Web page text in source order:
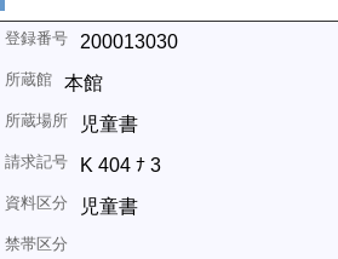
200013030
本館
児童書
K 404 ﾅ 3
児童書